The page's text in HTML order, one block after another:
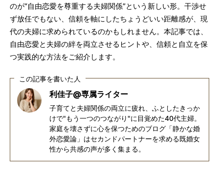
のが“自由恋愛を尊重する夫婦関係”という新しい形。干渉せ
ず放任でもない、信頼を軸にしたちょうどいい距離感が、現
代の夫婦に求められているのかもしれません。本記事では、
自由恋愛と夫婦の絆を両立させるヒントや、信頼と自立を保
つ実践的な方法をご紹介します。
この記事を書いた人
利佳子@専属ライター
子育てと夫婦関係の両立に疲れ、ふとしたきっか
けで"もう一つのつながり"に目覚めた40代主婦。
家庭を壊さずに心を保つためのブログ「静かな婚
外恋愛論」はセカンドパートナーを求める既婚女
性から共感の声が多く集まる。